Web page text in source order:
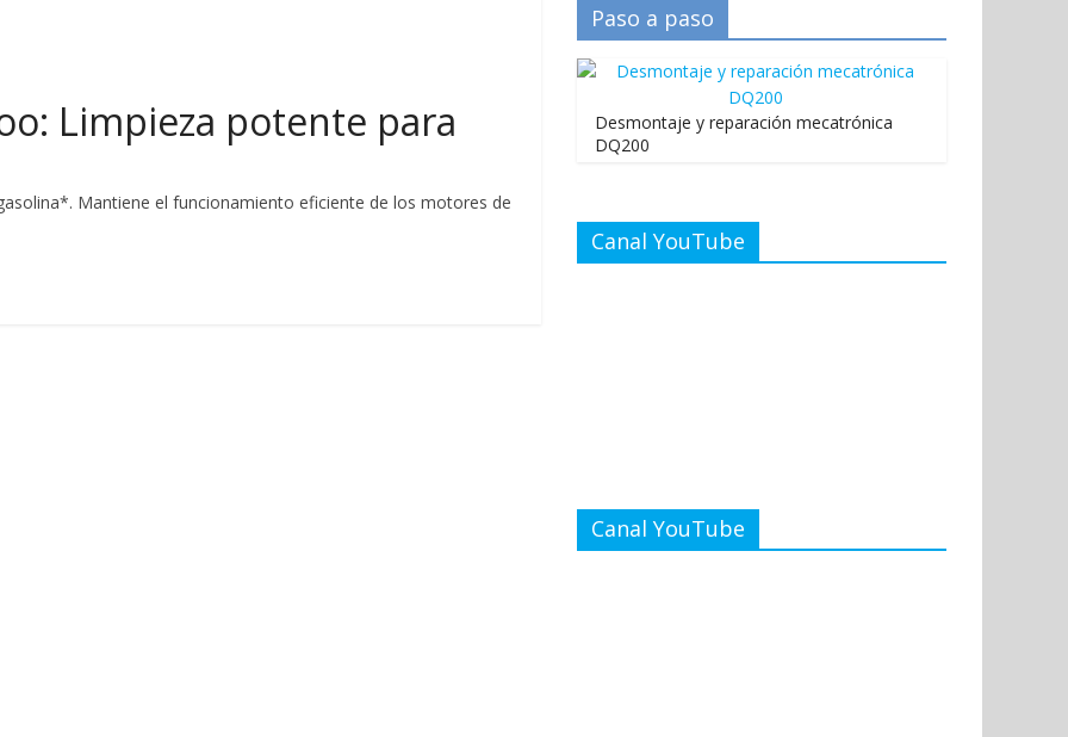
Limpieza potente para
Mantiene el funcionamiento eficiente de los motores de
Paso a paso
Desmontaje y reparación mecatrónica
DQ200
Canal YouTube
Canal YouTube